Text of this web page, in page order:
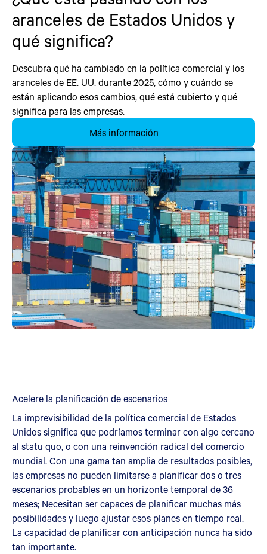
aranceles de Estados Unidos y
qué significa?
Descubra qué ha cambiado en la política comercial y los
aranceles de EE. UU. durante 2025, cómo y cuándo se
están aplicando esos cambios, qué está cubierto y qué
significa para las empresas.
Más información
Acelere la planificación de escenarios
La imprevisibilidad de la política comercial de Estados
Unidos significa que podríamos terminar con algo cercano
al statu quo, o con una reinvención radical del comercio
mundial. Con una gama tan amplia de resultados posibles,
las empresas no pueden limitarse a planificar dos o tres
escenarios probables en un horizonte temporal de 36
meses; Necesitan ser capaces de planificar muchas más
posibilidades y luego ajustar esos planes en tiempo real.
La capacidad de planificar con anticipación nunca ha sido
tan importante.